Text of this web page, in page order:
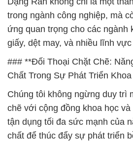
trong ngành công nghiệp, mà
ứng quan trọng cho các ngành
giấy, dệt may, và nhiều lĩnh
### **Đối Thoại Chặt Chẽ:
Chất Trong Sự Phát Triển
Chúng tôi không ngừng duy trì
chẽ với cộng đồng khoa học
tận dụng tối đa sức mạnh của
chất để thúc đẩy sự phát triển